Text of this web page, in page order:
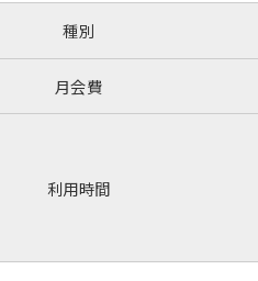
種別
月会費
利用時間